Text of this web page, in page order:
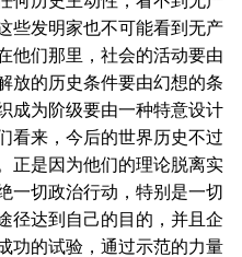
些发明家也不可能看到无产
他们那里，社会的活动要由
放的历史条件要由幻想的条
成为阶级要由一种特意设计
看来，今后的世界历史不过
正是因为他们的理论脱离实
一切政治行动，特别是一切
径达到自己的目的，并且企
功的试验，通过示范的力量